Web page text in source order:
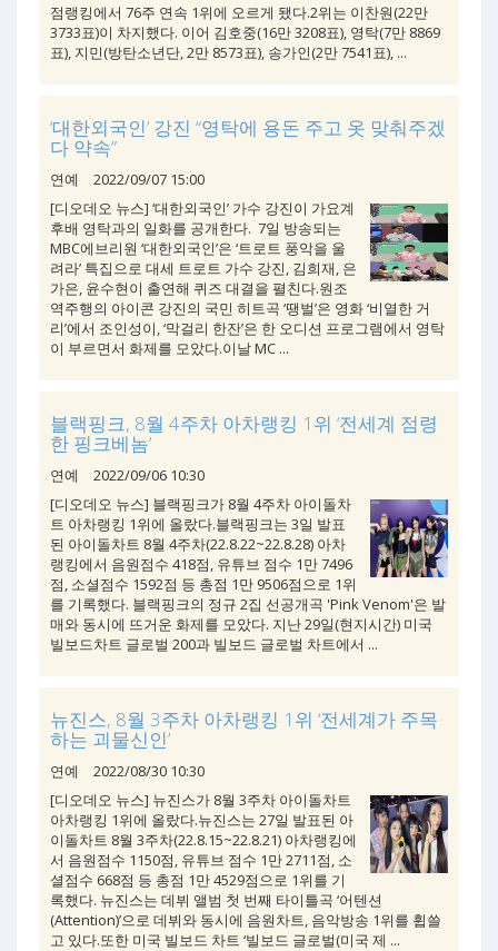
점랭킹에서 76주 연속 1위에 오르게 됐다.2위는 이찬원(22만
3733표)이 차지했다. 이어 김호중(16만 3208표), 영탁(7만 8869
표), 지민(방탄소년단, 2만 8573표), 송가인(2만 7541표), ...
‘대한외국인’ 강진 “영탁에 용돈 주고 옷 맞춰주겠
다 약속”
연예
2022/09/07 15:00
[디오데오 뉴스] ‘대한외국인’ 가수 강진이 가요계
후배 영탁과의 일화를 공개한다. 7일 방송되는
MBC에브리원 ‘대한외국인’은 ‘트로트 풍악을 울
려라’ 특집으로 대세 트로트 가수 강진, 김희재, 은
가은, 윤수현이 출연해 퀴즈 대결을 펼친다.원조
역주행의 아이콘 강진의 국민 히트곡 ‘땡벌’은 영화 ‘비열한 거
리’에서 조인성이, ‘막걸리 한잔’은 한 오디션 프로그램에서 영탁
이 부르면서 화제를 모았다.이날 MC ...
블랙핑크, 8월 4주차 아차랭킹 1위 ‘전세계 점령
한 핑크베놈’
연예
2022/09/06 10:30
[디오데오 뉴스] 블랙핑크가 8월 4주차 아이돌차
트 아차랭킹 1위에 올랐다.블랙핑크는 3일 발표
된 아이돌차트 8월 4주차(22.8.22~22.8.28) 아차
랭킹에서 음원점수 418점, 유튜브 점수 1만 7496
점, 소셜점수 1592점 등 총점 1만 9506점으로 1위
를 기록했다. 블랙핑크의 정규 2집 선공개곡 'Pink Venom'은 발
매와 동시에 뜨거운 화제를 모았다. 지난 29일(현지시간) 미국
빌보드차트 글로벌 200과 빌보드 글로벌 차트에서 ...
뉴진스, 8월 3주차 아차랭킹 1위 ‘전세계가 주목
하는 괴물신인’
연예
2022/08/30 10:30
[디오데오 뉴스] 뉴진스가 8월 3주차 아이돌차트
아차랭킹 1위에 올랐다.뉴진스는 27일 발표된 아
이돌차트 8월 3주차(22.8.15~22.8.21) 아차랭킹에
서 음원점수 1150점, 유튜브 점수 1만 2711점, 소
셜점수 668점 등 총점 1만 4529점으로 1위를 기
록했다. 뉴진스는 데뷔 앨범 첫 번째 타이틀곡 ‘어텐션
(Attention)’으로 데뷔와 동시에 음원차트, 음악방송 1위를 휩쓸
고 있다.또한 미국 빌보드 차트 ‘빌보드 글로벌(미국 제 ...